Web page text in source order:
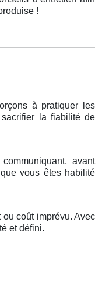
!
à pratiquer les
la fiabilité de
avant
vous êtes habilité
coût imprévu. Avec
et défini.